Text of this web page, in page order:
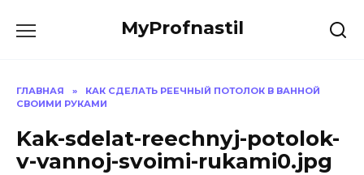
MyProfnastil
ГЛАВНАЯ »
КАК СДЕЛАТЬ РЕЕЧНЫЙ ПОТОЛОК В ВАННОЙ
СВОИМИ РУКАМИ
Kak-sdelat-reechnyj-potolok-
v-vannoj-svoimi-rukami0.jpg